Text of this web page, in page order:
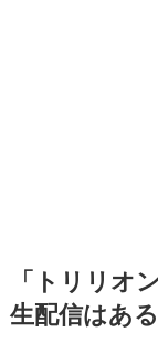
「トリリオ
生配信はあ